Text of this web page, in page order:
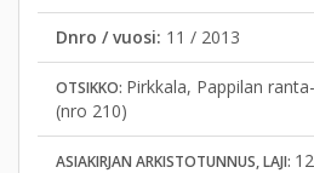
Dnro / vuosi: 11 / 2013
OTSIKKO: Pirkkala, Pappilan
(nro 210)
ASIAKIRJAN ARKISTOTUNNUS, LAJI: